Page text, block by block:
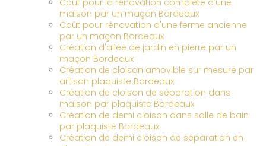
Coût pour la rénovation complète d'une
maison par un maçon Bordeaux
Coût pour rénovation d'une ferme ancienne
par un maçon Bordeaux
Création d'allée de jardin en pierre par un
maçon Bordeaux
Création de cloison amovible sur mesure par
artisan plaquiste Bordeaux
Création de cloison de séparation dans
maison par plaquiste Bordeaux
Création de demi cloison dans salle de bain
par plaquiste Bordeaux
Création de demi cloison de séparation en